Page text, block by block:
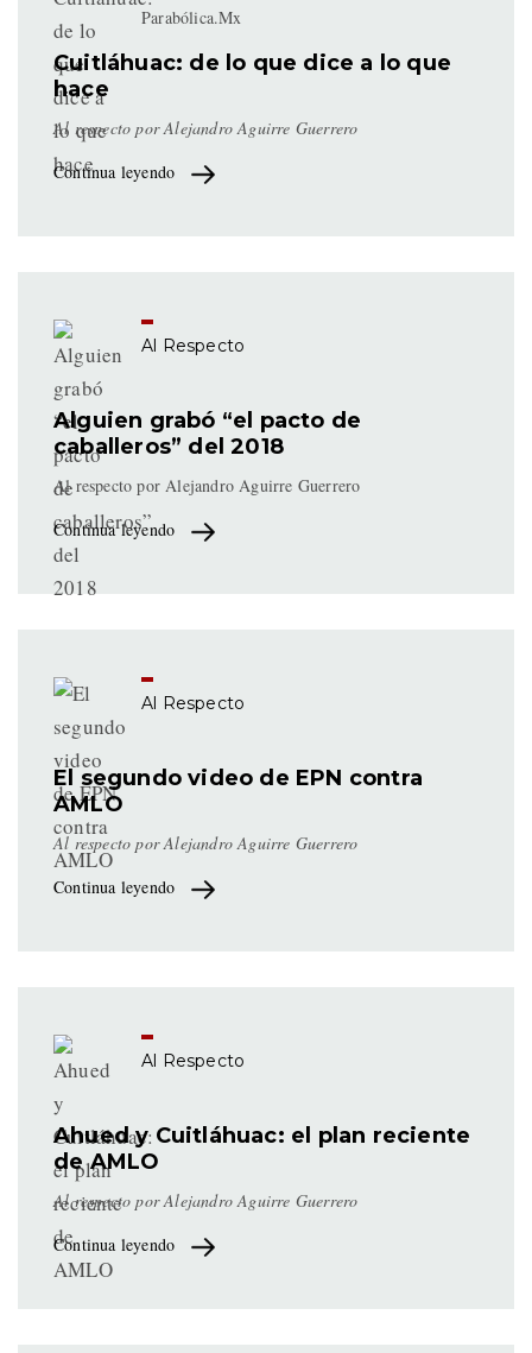
Parabólica.Mx
Cuitláhuac: de lo que dice a lo que
hace
Al respecto por Alejandro Aguirre Guerrero
Continua leyendo
Al Respecto
Alguien grabó “el pacto de
caballeros” del 2018
Al respecto por Alejandro Aguirre Guerrero
Continua leyendo
Al Respecto
El segundo video de EPN contra
AMLO
Al respecto por Alejandro Aguirre Guerrero
Continua leyendo
Al Respecto
Ahued y Cuitláhuac: el plan reciente
de AMLO
Al respecto por Alejandro Aguirre Guerrero
Continua leyendo